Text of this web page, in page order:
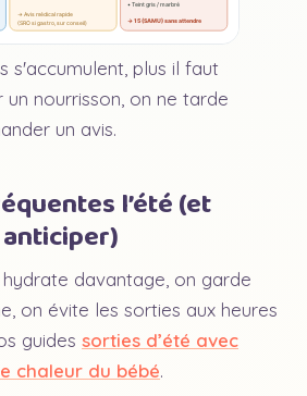
→ Avis médical rapide
(SRO si gastro, sur conseil)
• Teint gris / marbré
→ 15 (SAMU) sans attendre
s'accumulent, plus il faut
un nourrisson, on ne tarde
un avis.
l’été (et
hydrate davantage, on garde
on évite les sorties aux heures
guidessorties d’été avec
chaleur du bébé.